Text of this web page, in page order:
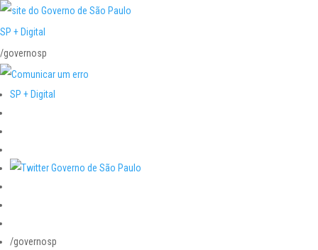
SP + Digital
/governosp
SP + Digital
/governosp